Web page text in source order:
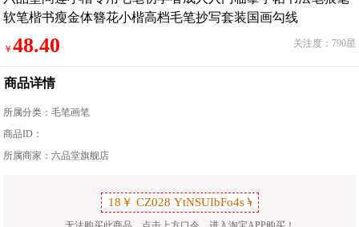
软笔楷书瘦金体簪花小楷高档毛笔抄写套装国画勾线
￥48.40 关注度：790星
商品详情
所属分类：毛笔画笔
商品ID：
所属商家：六品堂旗舰店